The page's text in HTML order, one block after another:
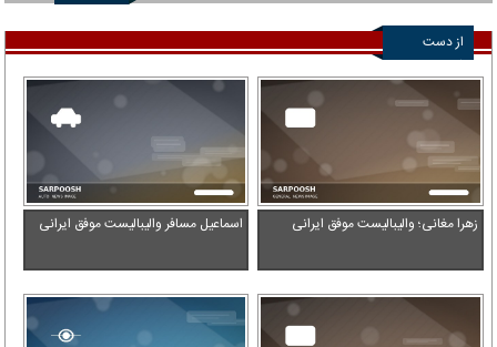
از دست
ندهید
زهرا مغانی؛ والیبالیست موفق ایرانی اسماعیل مسافر والیبالیست موفق ایرانی